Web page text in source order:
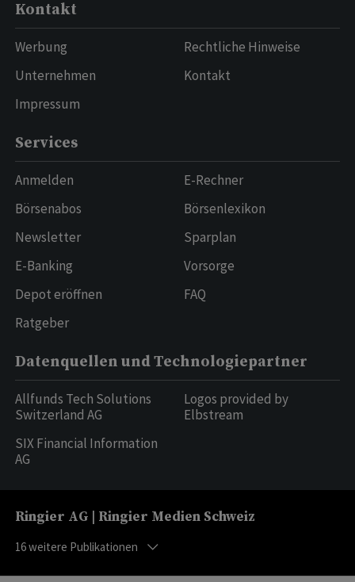
Kontakt
Werbung
Unternehmen
Impressum
Rechtliche Hinweise
Kontakt
Services
Anmelden
Börsenabos
Newsletter
E-Banking
Depot eröffnen
Ratgeber
E-Rechner
Börsenlexikon
Sparplan
Vorsorge
FAQ
Datenquellen und Technologiepartner
Allfunds Tech Solutions
Switzerland AG
SIX Financial Information
AG
Logos provided by
Elbstream
Ringier AG | Ringier Medien Schweiz
16weitere Publikationen